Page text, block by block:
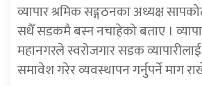
व्यापार श्रमिक सङ्गठनका अध्यक्ष
सधैँ सडकमै बस्न नचाहेको बताए ।
महानगरले स्वरोजगार सडक
समावेश गरेर व्यवस्थापन गर्नुपर्ने माग